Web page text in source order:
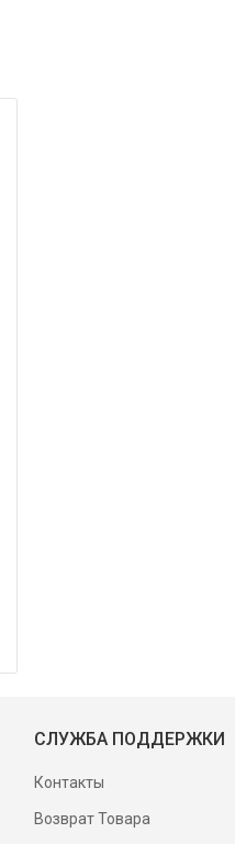
СЛУЖБА ПОДДЕРЖКИ
Контакты
Возврат Товара